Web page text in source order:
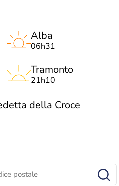
Alba
06h31
Tramonto
21h10
della Croce